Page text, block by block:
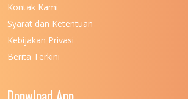
UNIVERSITAS NEGERI MANADO
UNIVERSITAS NEGERI MEDAN
UNIVERSITAS NEGERI PADANG
Kontak Kami
Syarat dan Ketentuan
Kebijakan Privasi
Berita Terkini